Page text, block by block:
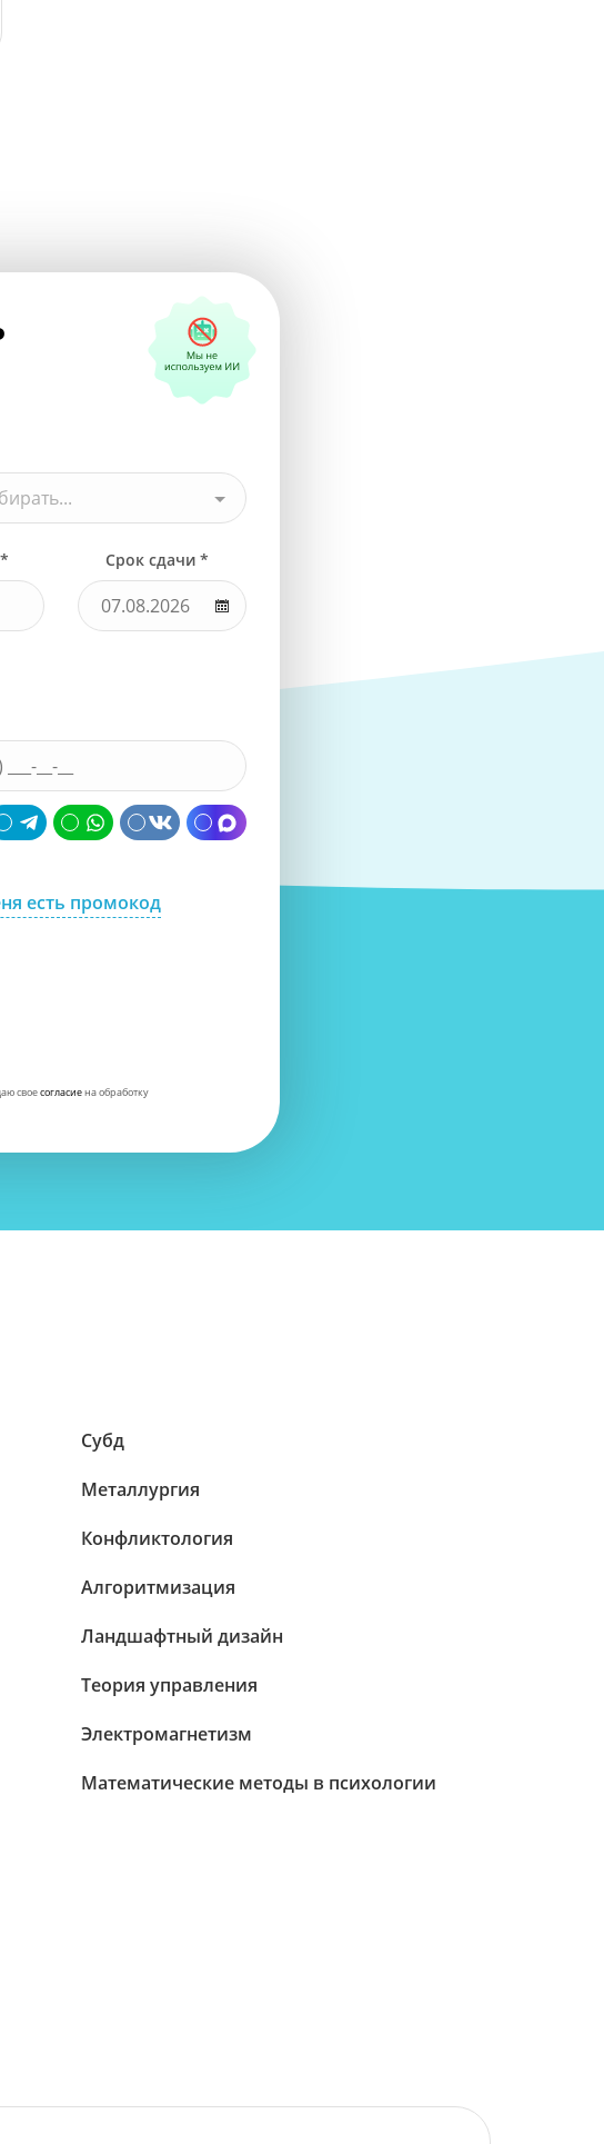
Срок сдачи *
есть промокод
своесогласиена обработку
Субд
Металлургия
Конфликтология
Алгоритмизация
Ландшафтный дизайн
Теория управления
Электромагнетизм
Математические методы в психологии